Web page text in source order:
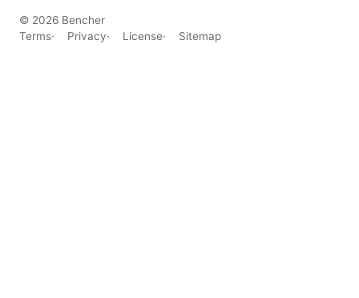
© 2026 Bencher
Terms
Privacy License Sitemap